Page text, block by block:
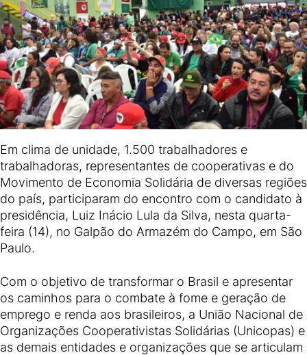
Em clima de unidade, 1.500 trabalhadores e
trabalhadoras, representantes de cooperativas e do
Movimento de Economia Solidária de diversas regiões
do país, participaram do encontro com o candidato à
presidência, Luiz Inácio Lula da Silva, nesta quarta-
feira (14), no Galpão do Armazém do Campo, em São
Paulo.
Com o objetivo de transformar o Brasil e apresentar
os caminhos para o combate à fome e geração de
emprego e renda aos brasileiros, a União Nacional de
Organizações Cooperativistas Solidárias (Unicopas) e
as demais entidades e organizações que se articulam